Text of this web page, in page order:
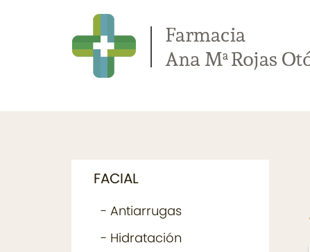
FACIAL
- Antiarrugas
- Hidratación